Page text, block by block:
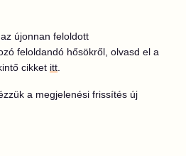
újonnan feloldott
feloldandó hősökről, olvasd el a
cikket itt
a megjelenési frissítés új